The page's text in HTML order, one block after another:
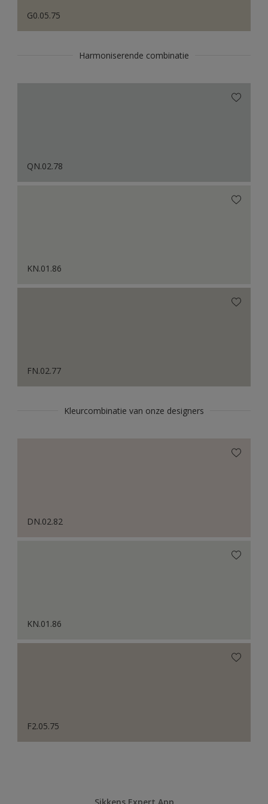
G0.05.75
Harmoniserende combinatie
QN.02.78
KN.01.86
FN.02.77
Kleurcombinatie van onze designers
DN.02.82
KN.01.86
F2.05.75
Sikkens Expert App